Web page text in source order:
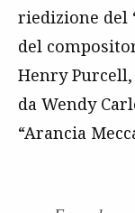
riedizione del
del
Henry
da Wendy
“Arancia